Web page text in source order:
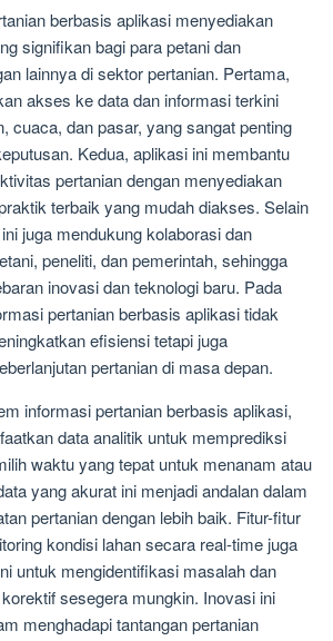
berbasis aplikasi menyediakan
signifikan bagi para petani dan
lainnya di sektor pertanian. Pertama,
akses ke data dan informasi terkini
cuaca, dan pasar, yang sangat penting
Kedua, aplikasi ini membantu
pertanian dengan menyediakan
terbaik yang mudah diakses. Selain
juga mendukung kolaborasi dan
peneliti, dan pemerintah, sehingga
inovasi dan teknologi baru. Pada
pertanian berbasis aplikasi tidak
efisiensi tetapi juga
pertanian di masa depan.
informasi pertanian berbasis aplikasi,
data analitik untuk memprediksi
waktu yang tepat untuk menanam atau
yang akurat ini menjadi andalan dalam
pertanian dengan lebih baik. Fitur-fitur
kondisi lahan secara real-time juga
untuk mengidentifikasi masalah dan
sesegera mungkin. Inovasi ini
menghadapi tantangan pertanian